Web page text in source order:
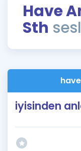
ÖSYM Sınav
Kampanyalar
İngilizce
Have
Sth
iyisinden